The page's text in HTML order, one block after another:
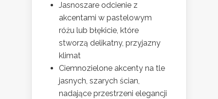
Jasnoszare odcienie z
akcentami w pastelowym
różu lub błękicie, które
stworzą delikatny, przyjazny
klimat
Ciemnozielone akcenty na tle
jasnych, szarych ścian,
nadające przestrzeni elegancji